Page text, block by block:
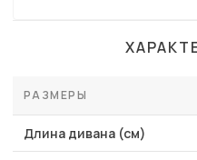
РАЗМЕРЫ
Длина дивана (см)